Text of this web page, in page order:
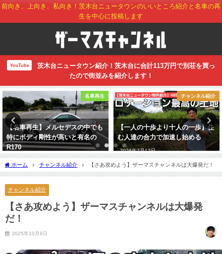
前向き、上向き、私向き！茨木台ニュータウンのいいところ紹介と名車の再
生を中心に投稿します
YouTube
茨木台ニュータウン紹介！茨木台に合計113万円で別荘を買っ
たので街並みを紹介します！
名車再生
【名車再生】メルセデスの中でも
特にボディ剛性が高いと有名の
R170
チャンネル紹介
【一人の十歩より十人の一歩】住
む人達の合力で加速し始める
2026年7月12日
ホーム チャンネル紹介 【さあ攻めよう】ザーマスチャンネルは大爆発だ！
チャンネル紹介
【さあ攻めよう】ザーマスチャンネルは大爆発
だ！
2025年10月9日